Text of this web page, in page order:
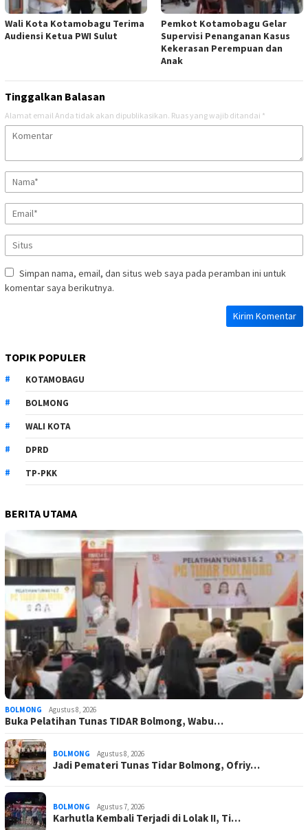
Wali Kota Kotamobagu Terima
Audiensi Ketua PWI Sulut
Pemkot Kotamobagu Gelar
Supervisi Penanganan Kasus
Kekerasan Perempuan dan
Anak
Tinggalkan Balasan
Alamat email Anda tidak akan dipublikasikan. Ruas yang wajib ditandai *
Simpan nama, email, dan situs web saya pada peramban ini untuk
komentar saya berikutnya.
TOPIK POPULER
KOTAMOBAGU
BOLMONG
WALI KOTA
DPRD
TP-PKK
BERITA UTAMA
BOLMONG Agustus 8, 2026
Buka Pelatihan Tunas TIDAR Bolmong, Wabu…
BOLMONG Agustus 8, 2026
Jadi Pemateri Tunas Tidar Bolmong, Ofriy…
BOLMONG Agustus 7, 2026
Karhutla Kembali Terjadi di Lolak II, Ti…